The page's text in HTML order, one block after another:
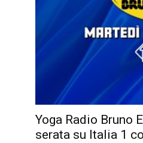
Yoga Radio Bruno
serata su Italia 1